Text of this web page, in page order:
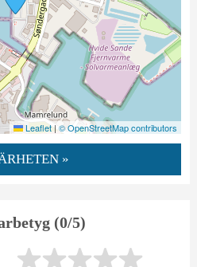
Leaflet|© OpenStreetMap contributors
»
(0/5)